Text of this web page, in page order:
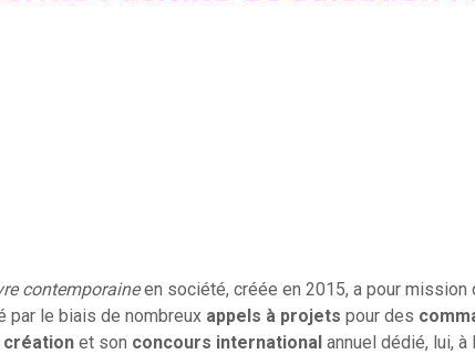
contemporaineen société, créée en 2015, a pour mission
par le biais de nombreux appels à projets pour des
création et son concours international annuel dédié, lui, à